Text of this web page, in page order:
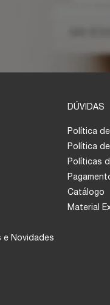
e Novidades
DÚVIDAS
Política
Política
Políticas
Catálogo
Material